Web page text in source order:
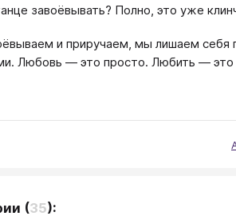
завоёвывать? Полно, это уже
и приручаем, мы лишаем
Любовь — это просто. Любить —
(35):